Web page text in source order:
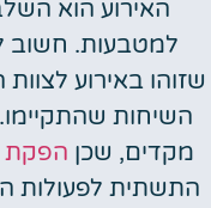
האירוע הוא
למטבעות. חשוב
שזוהו באירוע
השיחות
מקדים, שכן הפקת
התשתית לפעולות